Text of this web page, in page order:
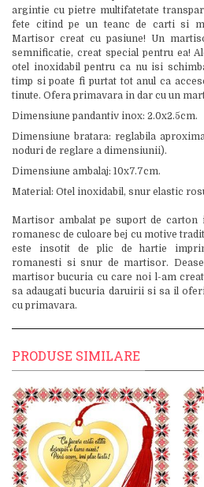
argintie cu pietre multifatetate
fete citind pe un teanc de carti si
Martisor creat cu pasiune! Un
semnificatie, creat special pentru ea!
otel inoxidabil pentru ca nu isi
timp si poate fi purtat tot anul ca
tinute. Ofera primavara in dar cu un
Dimensiune pandantiv inox: 2.0x2.5cm.
Dimensiune bratara: reglabila
noduri de reglare a dimensiunii).
Dimensiune ambalaj: 10x7.7cm.
Material: Otel inoxidabil, snur elastic
Martisor ambalat pe suport de
romanesc de culoare bej cu motive
este insotit de plic de hartie
romanesti si snur de martisor.
martisor bucuria cu care noi l-am
sa adaugati bucuria daruirii si sa il
cu primavara.
PRODUSE SIMILARE